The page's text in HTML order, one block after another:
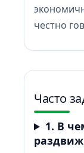
честно
Часто
1. В